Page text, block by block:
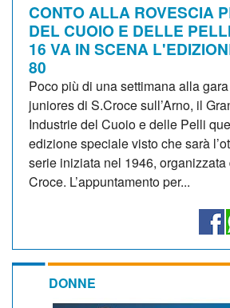
CONTO ALLA ROVESCIA
DEL CUOIO E DELLE
16 VA IN SCENA
80
Poco più di una settimana alla
juniores di S.Croce sull’Arno, il
Industrie del Cuoio e delle Pelli
edizione speciale visto che sarà
serie iniziata nel 1946, organizzata
Croce. L’appuntamento per...
DONNE